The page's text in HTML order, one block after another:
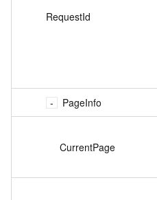
RequestId
PageInfo
CurrentPage